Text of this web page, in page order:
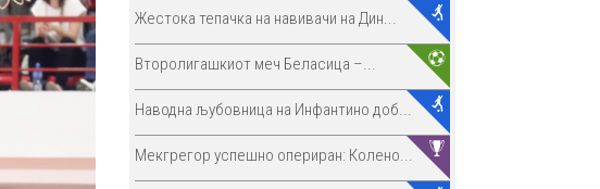
Жестока тепачка на навивачи на Дин...
Второлигашкиот меч Беласица –...
Наводна љубовница на Инфантино доб...
Мекгрегор успешно опериран: Колено...